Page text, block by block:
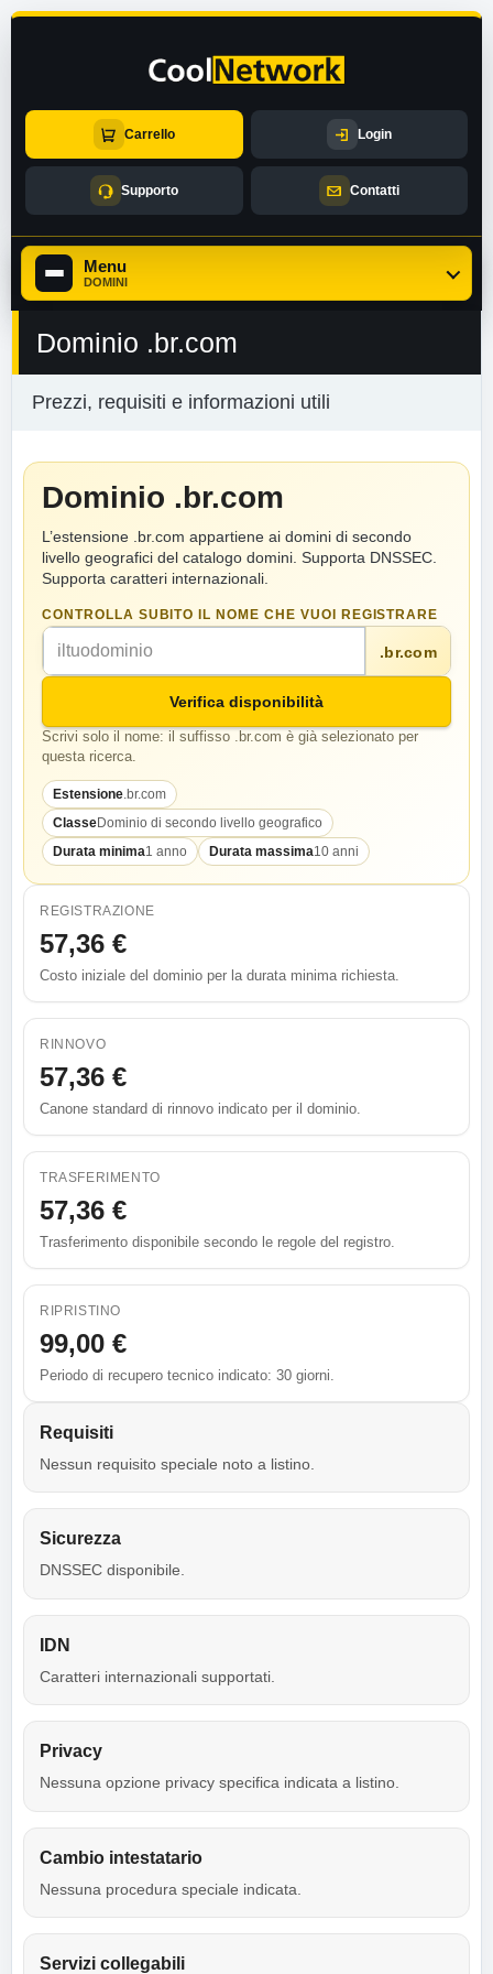
Carrello Login
Supporto Contatti
Menu
DOMINI
Dominio .br.com
Prezzi, requisiti e informazioni utili
Dominio .br.com
L’estensione .br.com appartiene ai domini di secondo
livello geografici del catalogo domini. Supporta DNSSEC.
Supporta caratteri internazionali.
CONTROLLA SUBITO IL NOME CHE VUOI REGISTRARE
.br.com
Verifica disponibilità
Scrivi solo il nome: il suffisso .br.com è già selezionato per
questa ricerca.
Estensione.br.com
ClasseDominio di secondo livello geografico
Durata minima1 anno Durata massima10 anni
REGISTRAZIONE
57,36 €
Costo iniziale del dominio per la durata minima richiesta.
RINNOVO
57,36 €
Canone standard di rinnovo indicato per il dominio.
TRASFERIMENTO
57,36 €
Trasferimento disponibile secondo le regole del registro.
RIPRISTINO
99,00 €
Periodo di recupero tecnico indicato: 30 giorni.
Requisiti
Nessun requisito speciale noto a listino.
Sicurezza
DNSSEC disponibile.
IDN
Caratteri internazionali supportati.
Privacy
Nessuna opzione privacy specifica indicata a listino.
Cambio intestatario
Nessuna procedura speciale indicata.
Servizi collegabili